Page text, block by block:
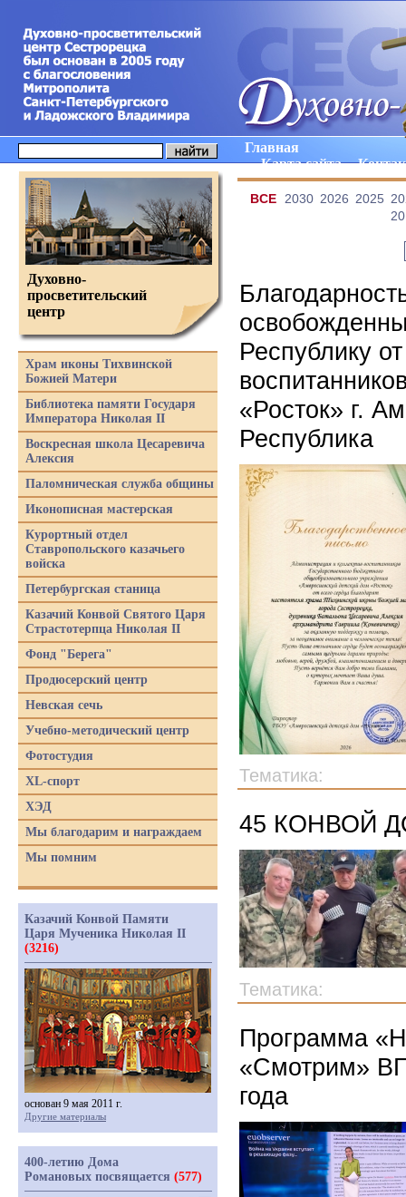
Главная
Карта сайта
ВCE 2030 2026 2025
Республику
«Росток» г.
Республика
Тематика:
45 КОНВОЙ
Тематика:
Программа
«Смотрим»
года
Духовно-
просветительский
центр
Храм иконы Тихвинской
Божией Матери
Библиотека памяти Государя
Императора Николая II
Воскресная школа Цесаревича
Алексия
Паломническая служба общины
Иконописная мастерская
Курортный отдел
Ставропольского казачьего
войска
Петербургская станица
Казачий Конвой Святого Царя
Страстотерпца Николая II
Фонд "Берега"
Продюсерский центр
Невская сечь
Учебно-методический центр
Фотостудия
XL-спорт
ХЭД
Мы благодарим и награждаем
Мы помним
Казачий Конвой Памяти
Царя Мученика Николая II
(3216)
основан 9 мая 2011 г.
Другие материалы
400-летию Дома
Романовых посвящается (577)